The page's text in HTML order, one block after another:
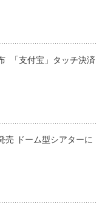
「支付宝」タッチ決済
売 ドーム型シアターに